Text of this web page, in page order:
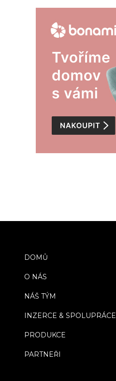
DOMŮ
O NÁS
NÁŠ TÝM
INZERCE & SPOLUPRÁCE
PRODUKCE
PARTNEŘI